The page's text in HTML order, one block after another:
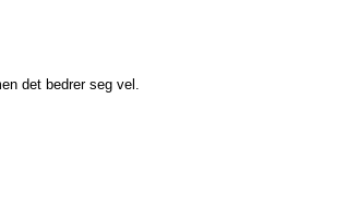
det bedrer seg vel.